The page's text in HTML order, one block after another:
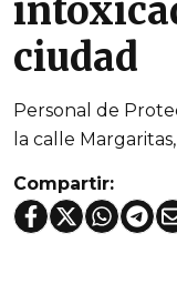
ciudad
Personal de
la calle
Compartir: